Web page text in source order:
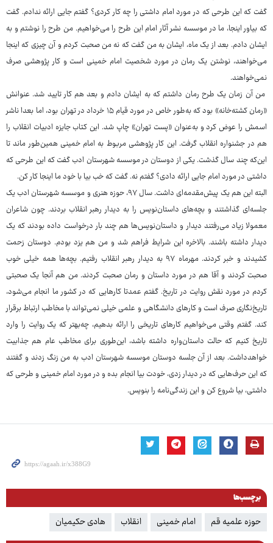
گفت که این طرحی که در مورد امام داشتی را چه کار کردی؟ گفتم جایی ارائه ندادم. گفت
که بیاور اینجا، ما در موسسه نشر آثار امام این طرح را می‌خواهیم. من طرح را نوشتم و به
ایشان دادم. بعد از یک ماه، ایشان به من گفت که نه من صحبت کردم و آن چیزی که اینجا
می‌خواهند، نوشتن یک رمان در مورد شخصیت امام خمینی است و کار پژوهشی صرف
نمی‌خواهند.
من آن زمان یک طرح رمان داشتم که به ایشان دادم و بعد هم کار تایید شد. عنوانش
«رمان کشته‌خانه» بود که به‌طور خاص در مورد قیام ۱۵ خرداد در تهران بود، اما بعدا ناشر
اسمش را عوض کرد و به‌عنوان «پست تهران» چاپ شد. این کتاب جایزه ادبیات انقلاب را
هم در جشنواره انقلاب گرفت. این کار پژوهشی مربوط به امام خمینی همین‌طور ماند تا
این‌که چند سال گذشت. یکی از دوستان در موسسه شهرستان ادب گفت که این طرحی که
داشتی در مورد امام جایی ارائه دادی؟ گفتم نه. گفت که خب بیا با خود ما اینجا کار کن.
البته این هم یک پیش‌مقدمه‌ای داشت. سال ۹۷، حوزه هنری و موسسه شهرستان ادب یک
جلسه‌ای گذاشتند و بچه‌های داستان‌نویس را به دیدار رهبر انقلاب بردند. چون شاعران
معمولا زیاد می‌رفتند دیدار و داستان‌نویس‌ها هم چند بار درخواست داده بودند که یک
دیدار داشته باشند. بالاخره این شرایط فراهم شد و من هم یزد بودم. دوستان زحمت
کشیدند و خبر کردند. مهرماه ۹۷ به دیدار رهبر انقلاب رفتیم. بچه‌ها همه خیلی خوب
صحبت کردند و آقا هم در مورد داستان و رمان صحبت کردند. من هم آنجا یک صحبتی
کردم در مورد نقش روایت در تاریخ. گفتم عمدتا کارهایی که در کشور ما انجام می‌شود،
تاریخ‌نگاری صرف است و کارهای دانشگاهی و علمی خیلی نمی‌تواند با مخاطب ارتباط برقرار
کند. گفتم وقتی می‌خواهیم کارهای تاریخی را ارائه بدهیم، چه‌بهتر که یک روایت را وارد
تاریخ کنیم که حالت داستان‌واره داشته باشد، این‌طوری برای مخاطب عام هم جذابیت
خواهدداشت. بعد از آن جلسه دوستان موسسه شهرستان ادب به من زنگ زدند و گفتند
که این حرف‌هایی که در دیدار زدی، خودت بیا انجام بده و در مورد امام خمینی و طرحی که
داشتی، بیا شروع کن و این زندگی‌نامه را بنویس.
برچسب‌ها
حوزه علمیه قم امام خمینی انقلاب هادی حکیمیان